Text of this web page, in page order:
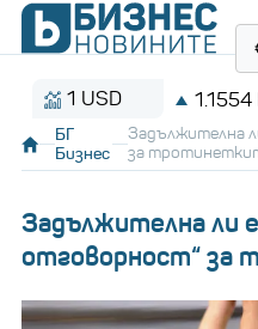
1 USD 1.1554 BGN
БГ
Бизнес
Задължителна
за
Задължителна ли
отговорност“ за